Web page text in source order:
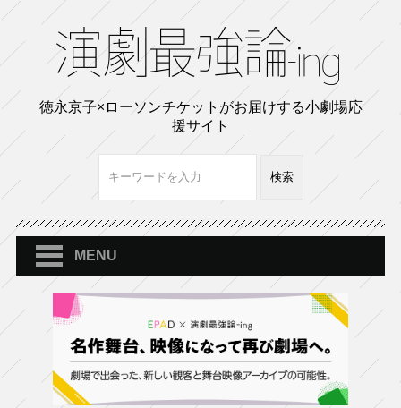
徳永京子×ローソンチケットがお届けする小劇場応
援サイト
MENU